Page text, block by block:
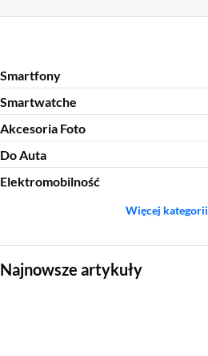
Smartfony
Smartwatche
Akcesoria Foto
Do Auta
Elektromobilność
Więcej kategorii
Najnowsze artykuły